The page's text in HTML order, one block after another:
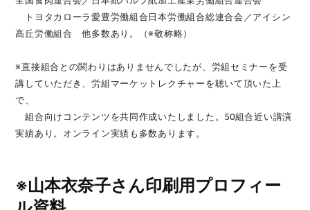
トヨタカローラ愛豊労働組合日本労働組合総連合会／アイシン
高丘労働組合 他多数あり。（※敬称略）
※直接組合との関わりはありませんでしたが、労組セミナーを受
講していただき、労組マーケットレクチャーを聴いて頂いた上
で、
組合向けコンテンツを共同作成いたしました。50組合近い講演
実績あり。オンライン実績も多数あります。
※山本衣奈子さん印刷用プロフィー